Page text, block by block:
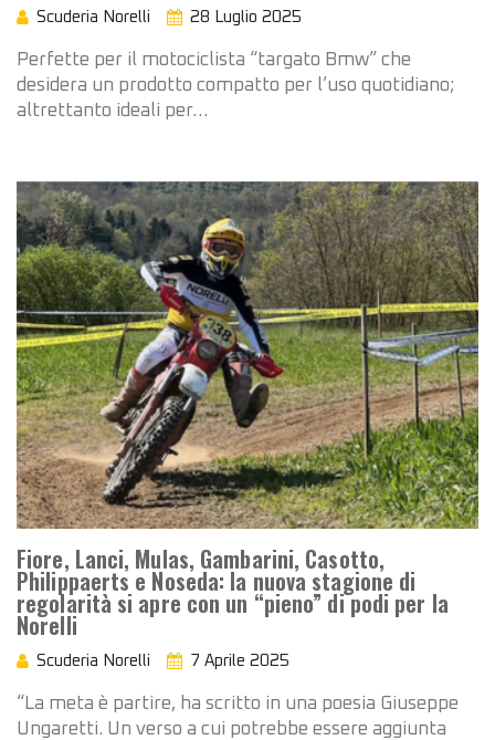
Scuderia Norelli 28 Luglio 2025
Perfette per il motociclista “targato Bmw” che
desidera un prodotto compatto per l’uso quotidiano;
altrettanto ideali per…
Fiore, Lanci, Mulas, Gambarini, Casotto,
Philippaerts e Noseda: la nuova stagione di
regolarità si apre con un “pieno” di podi per la
Norelli
Scuderia Norelli 7 Aprile 2025
“La meta è partire, ha scritto in una poesia Giuseppe
Ungaretti. Un verso a cui potrebbe essere aggiunta